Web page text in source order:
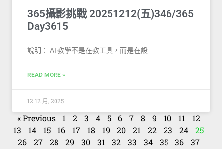
365攝影挑戰 20251212(五)346/365
Day3615
說明： AI 教學不是在教工具，而是在設
READ MORE »
12 12 月, 2025
« Previous 1 2 3 4 5 6 7 8 9 10 11
12
13
14 15 16 17 18 19 20 21 22 23 24
25
26
27 28 29 30 31 32 33 34 35 36
37